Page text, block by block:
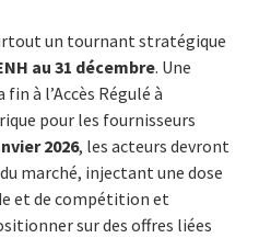
un tournant stratégique
au 31 décembre. Une
à l’Accès Régulé à
pour les fournisseurs
2026, les acteurs devront
marché, injectant une dose
et de compétition et
sur des offres liées